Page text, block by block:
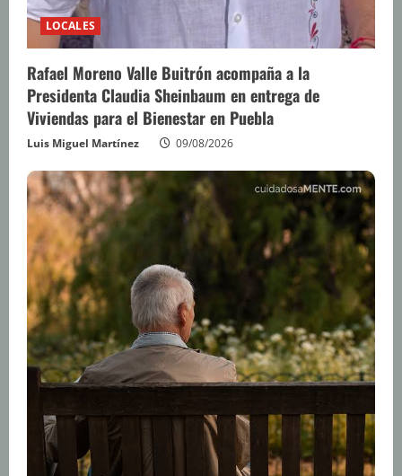
LOCALES
Rafael Moreno Valle Buitrón acompaña a la
Presidenta Claudia Sheinbaum en entrega de
Viviendas para el Bienestar en Puebla
Luis Miguel Martínez 09/08/2026